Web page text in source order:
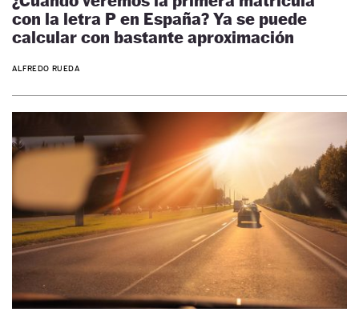
con la letra P en España? Ya se puede
calcular con bastante aproximación
ALFREDO RUEDA